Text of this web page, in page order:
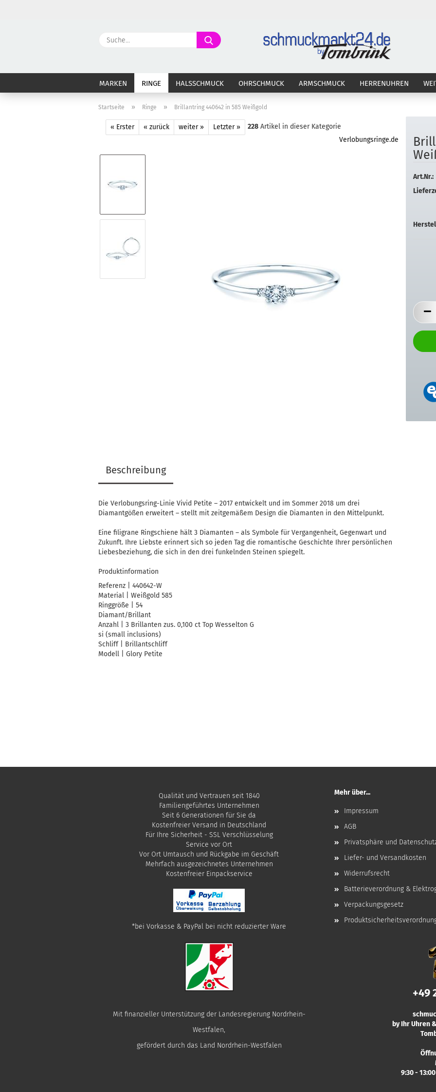
Suche...
MARKEN RINGE HALSSCHMUCK OHRSCHMUCK ARMSCHMUCK HERRENUHREN
Startseite » Ringe » Brillantring 440642 in 585 Weißgold
« Erster « zurück weiter » Letzter » 228 Artikel in dieser Kategorie
Verlobungsringe.de
Art.Nr.:
Beschreibung
Die Verlobungsring-Linie Vivid Petite – 2017 entwickelt und im Sommer 2018 um drei
Diamantgößen erweitert – stellt mit zeitgemäßem Design die Diamanten in den Mittelpunkt.
Eine filigrane Ringschiene hält 3 Diamanten – als Symbole für Vergangenheit, Gegenwart und
Zukunft. Ihre Liebste erinnert sich so jeden Tag die romantische Geschichte Ihrer persönlichen
Liebesbeziehung, die sich in den drei funkelnden Steinen spiegelt.
Produktinformation
Referenz | 440642-W
Material | Weißgold 585
Ringgröße | 54
Diamant/Brillant
Anzahl | 3 Brillanten zus. 0,100 ct Top Wesselton G
si (small inclusions)
Schliff | Brillantschliff
Modell | Glory Petite
Qualität und Vertrauen seit 1840
Familiengeführtes Unternehmen
Seit 6 Generationen für Sie da
Kostenfreier Versand in Deutschland
Für Ihre Sicherheit - SSL Verschlüsselung
Service vor Ort
Vor Ort Umtausch und Rückgabe im Geschäft
Mehrfach ausgezeichnetes Unternehmen
​Kostenfreier Einpackservice
*bei Vorkasse & PayPal bei nicht reduzierter Ware
Mehr über...
Impressum
AGB
Privatsphäre und
Liefer- und Versandkosten
Widerrufsrecht
Batterieverordnung &
Verpackungsgesetz
Mit finanzieller Unterstützung der Landesregierung Nordrhein-
Westfalen,
gefördert durch das Land Nordrhein-Westfalen
+49
by Ihr Uhren
9:30 -